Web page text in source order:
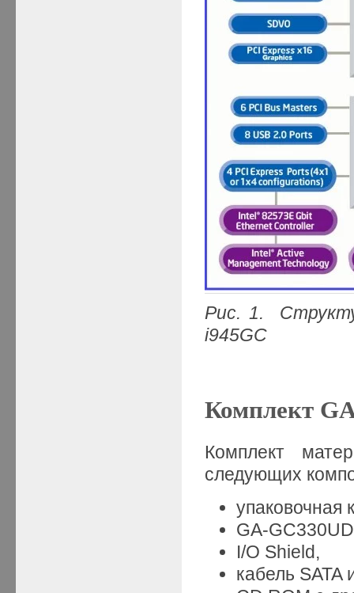
Рис. 1.
i945GC
Комплект
Комплект
следующих
упаковочная
GA-
I/O Shield,
кабель SATA